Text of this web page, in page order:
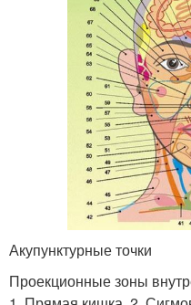
Акупунктурные точки
Проекционные зоны